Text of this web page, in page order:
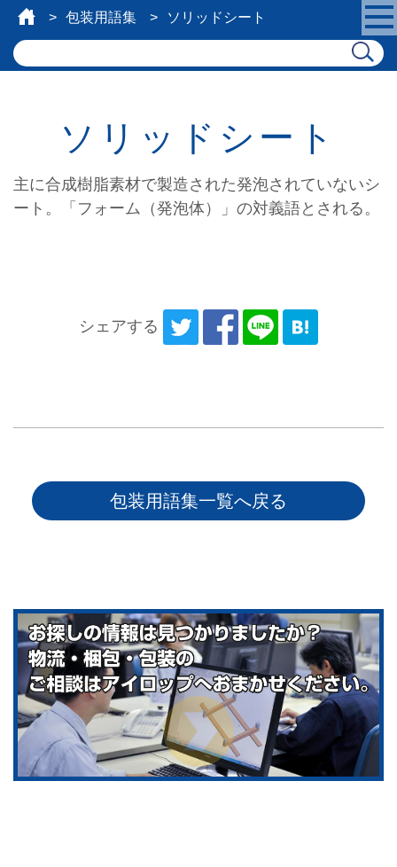
包装用語集 ソリッドシート
ソリッドシート
主に合成樹脂素材で製造された発泡されていないシ
ート。「フォーム（発泡体）」の対義語とされる。
シェアする
包装用語集一覧へ戻る